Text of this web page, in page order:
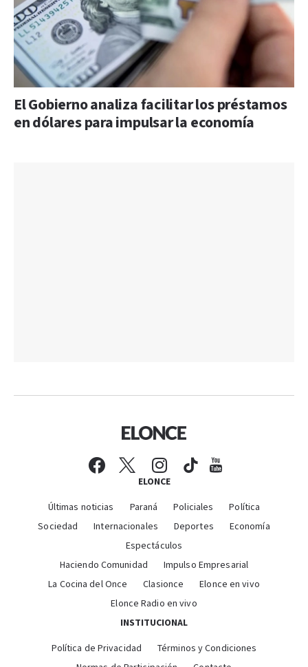
El Gobierno analiza facilitar los préstamos
en dólares para impulsar la economía
ELONCE
Últimas noticias Paraná Policiales
Política
Sociedad
Internacionales Deportes
Economía
Espectáculos
Haciendo Comunidad
Impulso Empresarial
La Cocina del Once
Clasionce
Elonce en vivo
Elonce Radio en vivo
INSTITUCIONAL
Política de Privacidad
Términos y Condiciones